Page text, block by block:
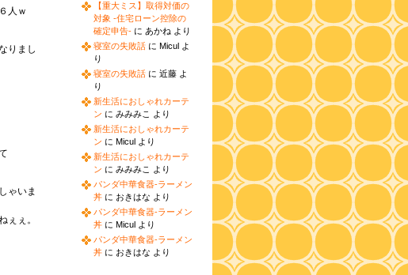
人ｗ
りまし
ゃいま
ぇぇ。
【重大ミス】取得対価の
対象 -住宅ローン控除の
確定申告- に あかね より
寝室の失敗話 に Micul よ
り
寝室の失敗話 に 近藤 よ
り
新生活におしゃれカーテ
ン に みみみこ より
新生活におしゃれカーテ
ン に Micul より
新生活におしゃれカーテ
ン に みみみこ より
パンダ中華食器-ラーメン
丼 に おきはな より
パンダ中華食器-ラーメン
丼 に Micul より
パンダ中華食器-ラーメン
丼 に おきはな より